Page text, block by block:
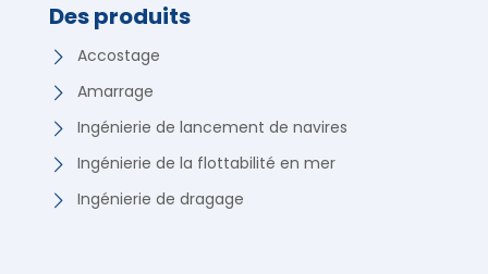
Des produits
Accostage
Amarrage
Ingénierie de lancement de navires
Ingénierie de la flottabilité en mer
Ingénierie de dragage